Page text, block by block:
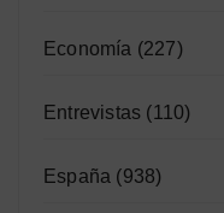
Economía (227)
Entrevistas (110)
España (938)